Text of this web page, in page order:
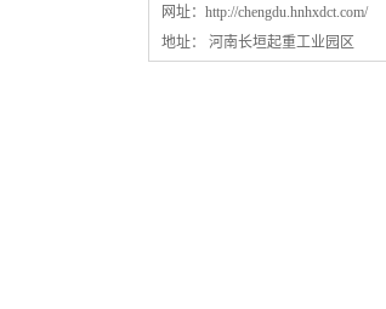
网址： http://chengdu.hnhxdct.com/
地址： 河南长垣起重工业园区